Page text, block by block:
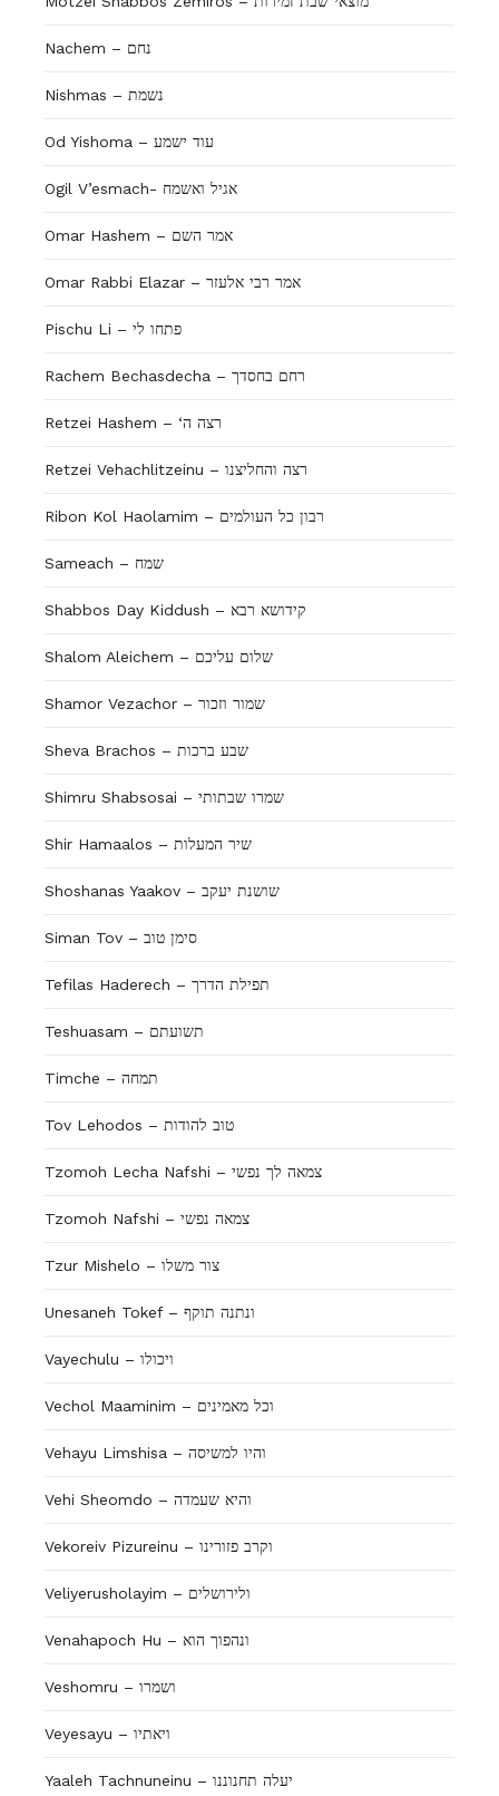
Nachem – נחם
Nishmas – נשמת
Od Yishoma – עוד ישמע
Ogil V’esmach- אגיל ואשמח
Omar Hashem – אמר השם
Omar Rabbi Elazar – אמר רבי אלעזר
Pischu Li – פתחו לי
Rachem Bechasdecha – רחם בחסדך
Retzei Hashem – ‘רצה ה
Retzei Vehachlitzeinu – רצה והחליצנו
Ribon Kol Haolamim – רבון כל העולמים
Sameach – שמח
Shabbos Day Kiddush – קידושא רבא
Shalom Aleichem – שלום עליכם
Shamor Vezachor – שמור וזכור
Sheva Brachos – שבע ברכות
Shimru Shabsosai – שמרו שבתותי
Shir Hamaalos – שיר המעלות
Shoshanas Yaakov – שושנת יעקב
Siman Tov – סימן טוב
Tefilas Haderech – תפילת הדרך
Teshuasam – תשועתם
Timche – תמחה
Tov Lehodos – טוב להודות
Tzomoh Lecha Nafshi – צמאה לך נפשי
Tzomoh Nafshi – צמאה נפשי
Tzur Mishelo – צור משלו
Unesaneh Tokef – ונתנה תוקף
Vayechulu – ויכולו
Vechol Maaminim – וכל מאמינים
Vehayu Limshisa – והיו למשיסה
Vehi Sheomdo – והיא שעמדה
Vekoreiv Pizureinu – וקרב פזורינו
Veliyerusholayim – ולירושלים
Venahapoch Hu – ונהפוך הוא
Veshomru – ושמרו
Veyesayu – ויאתיו
Yaaleh Tachnuneinu – יעלה תחנוננו